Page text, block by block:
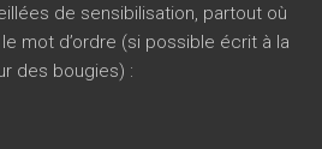
de sensibilisation, partout où
mot d’ordre (si possible écrit à la
des bougies) :